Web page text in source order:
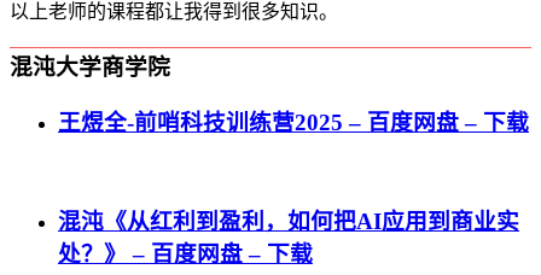
以上老师的课程都让我得到很多知识。
混沌大学商学院
王煜全-前哨科技训练营2025 – 百度网盘 – 下载
混沌《从红利到盈利，如何把AI应用到商业实
处？》 – 百度网盘 – 下载